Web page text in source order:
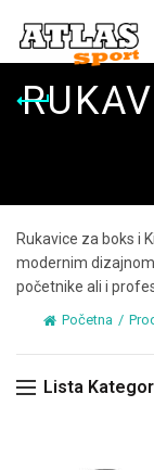
Rukavice za boks i
modernim
početnike ali i
Početna
Lista